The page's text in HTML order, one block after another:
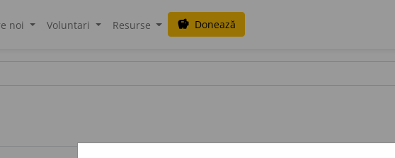
noi Voluntari Resurse savings Donează